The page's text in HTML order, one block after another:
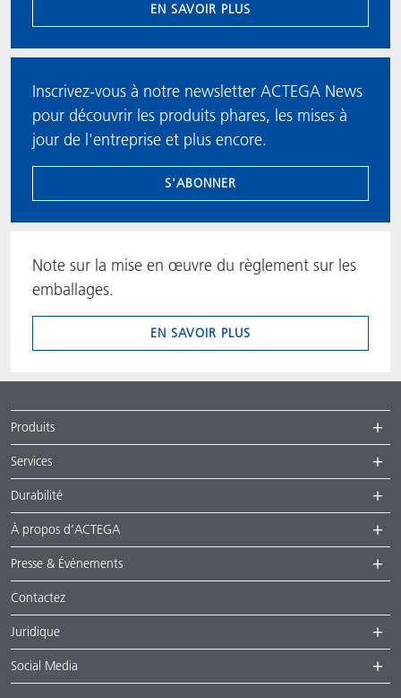
EN SAVOIR PLUS
Inscrivez-vous à notre newsletter ACTEGA News
pour découvrir les produits phares, les mises à
jour de l'entreprise et plus encore.
S'ABONNER
Note sur la mise en œuvre du règlement sur les
emballages.
EN SAVOIR PLUS
Produits
Services
Durabilité
À propos d’ACTEGA
Presse & Événements
Contactez
Juridique
Social Media